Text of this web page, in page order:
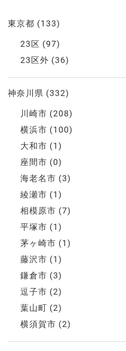
東京都 (133)
23区 (97)
23区外 (36)
神奈川県 (332)
川崎市 (208)
横浜市 (100)
大和市 (1)
座間市 (0)
海老名市 (3)
綾瀬市 (1)
相模原市 (7)
平塚市 (1)
茅ヶ崎市 (1)
藤沢市 (1)
鎌倉市 (3)
逗子市 (2)
葉山町 (2)
横須賀市 (2)